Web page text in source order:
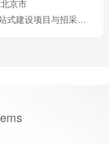
京市
主营业务: 一站式建设项目与招采商机数据服务平台